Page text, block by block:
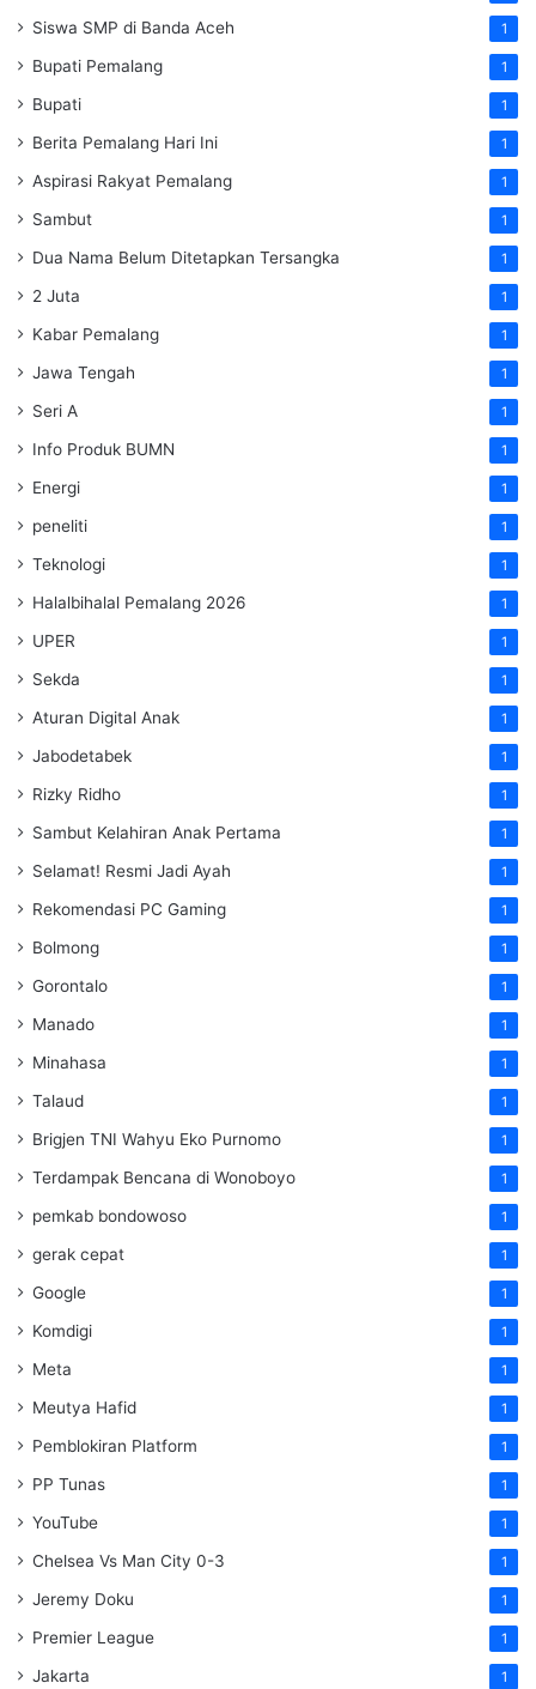
Siswa SMP di Banda Aceh 1
Bupati Pemalang 1
Bupati 1
Berita Pemalang Hari Ini 1
Aspirasi Rakyat Pemalang 1
Sambut 1
Dua Nama Belum Ditetapkan Tersangka 1
2 Juta 1
Kabar Pemalang 1
Jawa Tengah 1
Seri A 1
Info Produk BUMN 1
Energi 1
peneliti 1
Teknologi 1
Halalbihalal Pemalang 2026 1
UPER 1
Sekda 1
Aturan Digital Anak 1
Jabodetabek 1
Rizky Ridho 1
Sambut Kelahiran Anak Pertama 1
Selamat! Resmi Jadi Ayah 1
Rekomendasi PC Gaming 1
Bolmong 1
Gorontalo 1
Manado 1
Minahasa 1
Talaud 1
Brigjen TNI Wahyu Eko Purnomo 1
Terdampak Bencana di Wonoboyo 1
pemkab bondowoso 1
gerak cepat 1
Google 1
Komdigi 1
Meta 1
Meutya Hafid 1
Pemblokiran Platform 1
PP Tunas 1
YouTube 1
Chelsea Vs Man City 0-3 1
Jeremy Doku 1
Premier League 1
Jakarta 1